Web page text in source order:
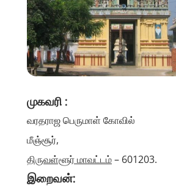
முகவரி :
வரதராஜ பெருமாள் கோவில்
மீஞ்சூர்,
திருவள்ளூர் மாவட்டம்– 601203.
இறைவன்: